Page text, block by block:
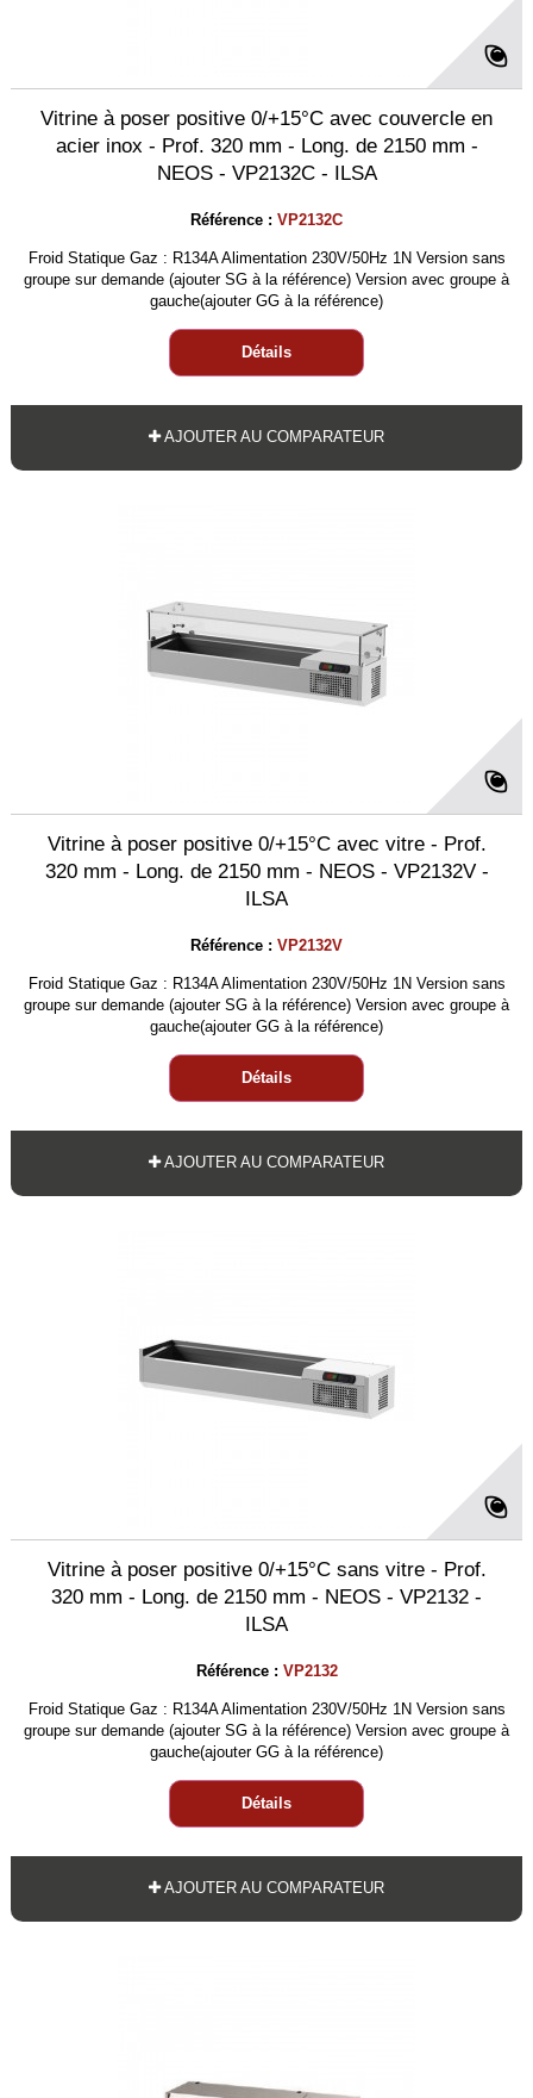
Vitrine à poser positive 0/+15°C avec couvercle en
acier inox - Prof. 320 mm - Long. de 2150 mm -
NEOS - VP2132C - ILSA
Référence : VP2132C
Froid Statique Gaz : R134A Alimentation 230V/50Hz 1N Version sans
groupe sur demande (ajouter SG à la référence) Version avec groupe à
gauche(ajouter GG à la référence)
Détails
AJOUTER AU COMPARATEUR
Vitrine à poser positive 0/+15°C avec vitre - Prof.
320 mm - Long. de 2150 mm - NEOS - VP2132V -
ILSA
Référence : VP2132V
Froid Statique Gaz : R134A Alimentation 230V/50Hz 1N Version sans
groupe sur demande (ajouter SG à la référence) Version avec groupe à
gauche(ajouter GG à la référence)
Détails
AJOUTER AU COMPARATEUR
Vitrine à poser positive 0/+15°C sans vitre - Prof.
320 mm - Long. de 2150 mm - NEOS - VP2132 -
ILSA
Référence : VP2132
Froid Statique Gaz : R134A Alimentation 230V/50Hz 1N Version sans
groupe sur demande (ajouter SG à la référence) Version avec groupe à
gauche(ajouter GG à la référence)
Détails
AJOUTER AU COMPARATEUR